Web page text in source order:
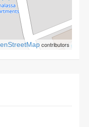
contributors